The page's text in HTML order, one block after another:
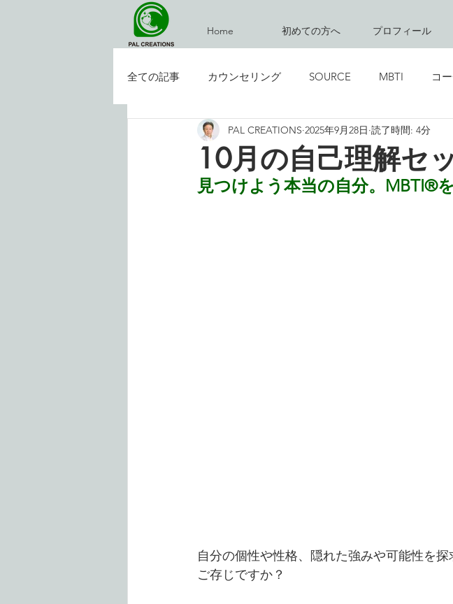
Home 初めての方へ プロフィール
全ての記事 カウンセリング SOURCE MBTI コ
お気楽ブログ 創立記念日 グリーティ
10月の自己理解セ
PAL CREATIONS 2025年9月28日 読了時間: 4分
見つけよう本当の自分。MBTI®︎
自分の個性や性格、隠れた強みや可能性を
ご存じですか？